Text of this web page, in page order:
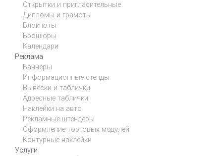
Открытки и пригласительные
Дипломы и грамоты
Блокноты
Брошюры
Календари
Реклама
Баннеры
Информационные стенды
Вывески и таблички
Адресные таблички
Наклейки на авто
Рекламные штендеры
Оформление торговых модулей
Контурные наклейки
Услуги